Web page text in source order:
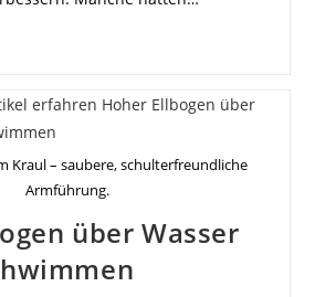
Kraul – saubere, schulterfreundliche
Armführung.
über Wasser